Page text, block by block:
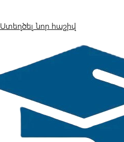
Ստեղծել նոր հաշիվ